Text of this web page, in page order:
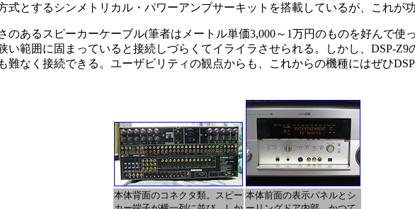
式とするシンメトリカル・パワーアンプサーキットを搭載しているが、これが
あるスピーカーケーブル(筆者はメートル単価3,000～1万円のものを好んで使
い範囲に固まっていると接続しづらくてイライラさせられる。しかし、DSP-
難なく接続できる。ユーザビリティの観点からも、これからの機種にはぜひ
本体背面のコネクタ類。スピー 本体前面の表示パネルとシ